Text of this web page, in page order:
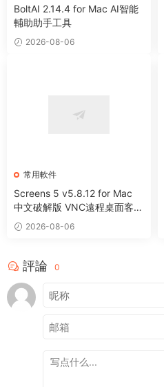
BoltAI 2.14.4 for Mac AI智能
輔助助手工具
2026-08-06
常用軟件
Screens 5 v5.8.12 for Mac
中文破解版 VNC遠程桌面客戶
端應用程序
2026-08-06
評論 0